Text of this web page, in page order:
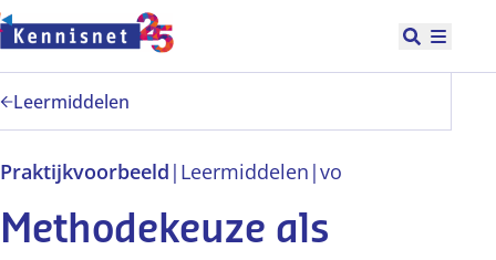
Doorgaan naar hoofdinhoud
Open
Leermiddelen
Praktijkvoorbeeld | Leermiddelen |vo
Methodekeuze als